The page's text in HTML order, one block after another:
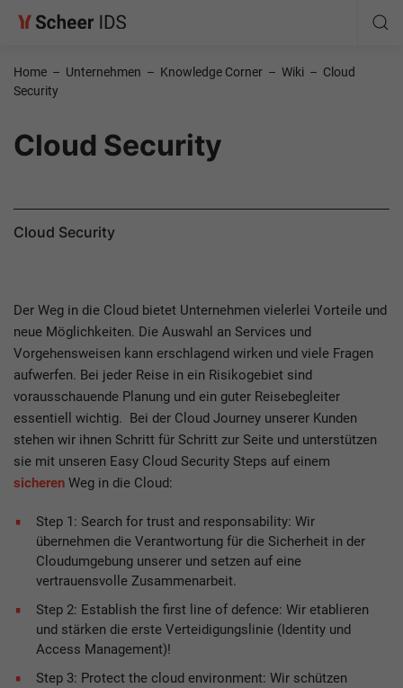
Home – Unternehmen – Knowledge Corner – Wiki – Cloud
Security
Cloud Security
Cloud Security
Der Weg in die Cloud bietet Unternehmen vielerlei Vorteile und
neue Möglichkeiten. Die Auswahl an Services und
Vorgehensweisen kann erschlagend wirken und viele Fragen
aufwerfen. Bei jeder Reise in ein Risikogebiet sind
vorausschauende Planung und ein guter Reisebegleiter
essentiell wichtig. Bei der Cloud Journey unserer Kunden
stehen wir ihnen Schritt für Schritt zur Seite und unterstützen
sie mit unseren Easy Cloud Security Steps auf einem
sicheren Weg in die Cloud:
Step 1: Search for trust and responsability: Wir
übernehmen die Verantwortung für die Sicherheit in der
Cloudumgebung unserer und setzen auf eine
vertrauensvolle Zusammenarbeit.
Step 2: Establish the first line of defence: Wir etablieren
und stärken die erste Verteidigungslinie (Identity und
Access Management)!
Step 3: Protect the cloud environment: Wir schützen